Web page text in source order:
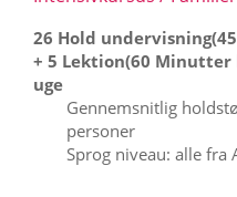
26 Hold
+ 5 Lektion(60
uge
Gennemsnitlig
personer
Sprog niveau: alle fra